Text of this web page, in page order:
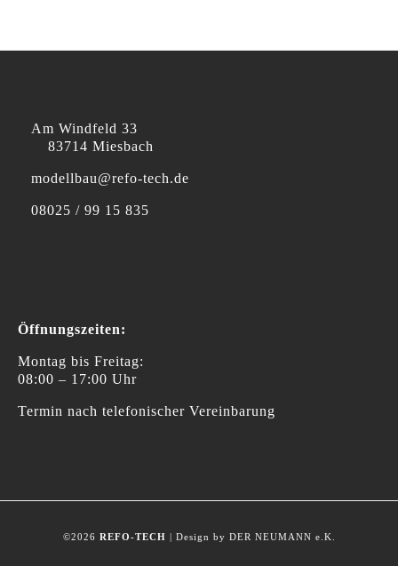
Am Windfeld 33
83714 Miesbach
modellbau@refo-tech.de
08025 / 99 15 835
Öffnungszeiten:
Montag bis Freitag:
08:00 – 17:00 Uhr
Termin nach telefonischer Vereinbarung
©2026 REFO-TECH | Design by DER NEUMANN e.K.